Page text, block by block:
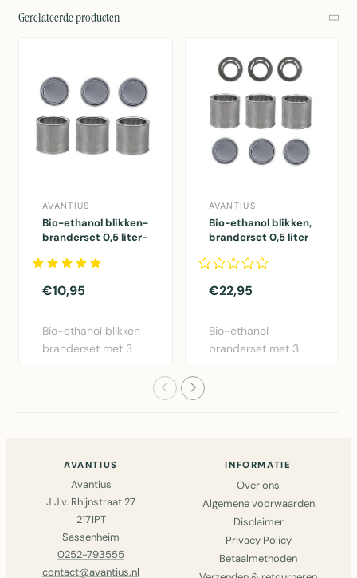
Gerelateerde producten
AVANTIUS
Bio-ethanol blikken-
branderset 0,5 liter-
€10,95
Bio-ethanol blikken
branderset met 3
AVANTIUS
Bio-ethanol blikken,
branderset 0,5 liter
€22,95
Bio-ethanol
branderset met 3
AVANTIUS
Avantius
J.J.v. Rhijnstraat 27
2171PT
Sassenheim
0252-793555
contact@avantius.nl
INFORMATIE
Over ons
Algemene voorwaarden
Disclaimer
Privacy Policy
Betaalmethoden